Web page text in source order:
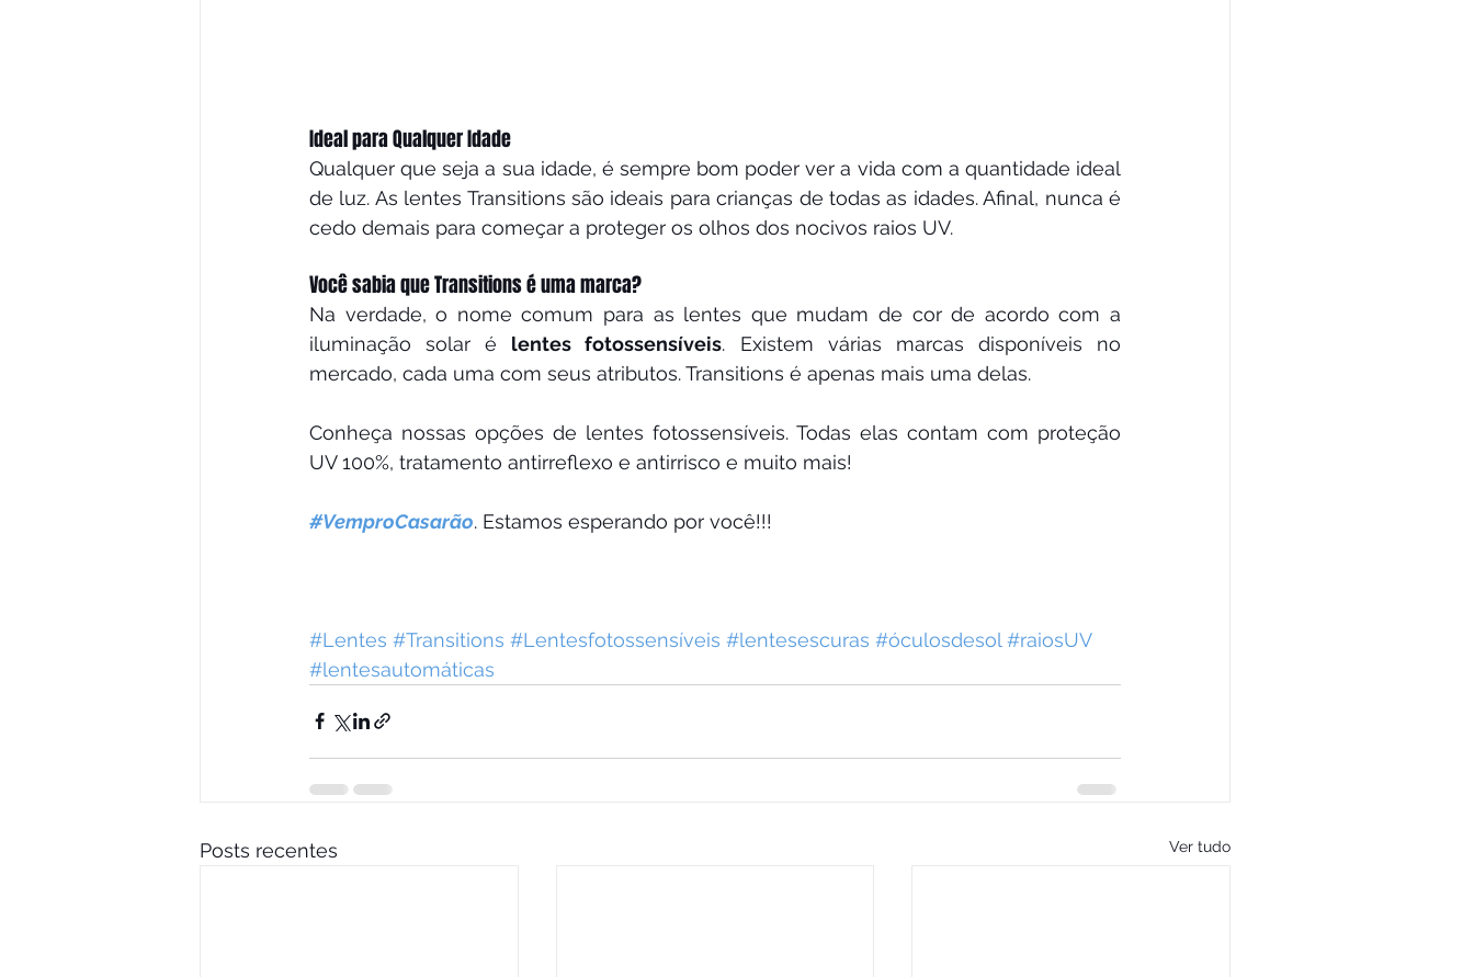
Ideal para Qualquer Idade
Qualquer que seja a sua idade, é sempre bom poder ver a vida com a quantidade ideal
de luz. As lentes Transitions são ideais para crianças de todas as idades. Afinal, nunca é
cedo demais para começar a proteger os olhos dos nocivos raios UV.
Você sabia que Transitions é uma marca?
Na verdade, o nome comum para as lentes que mudam de cor de acordo com a
iluminação solar é lentes fotossensíveis. Existem várias marcas disponíveis no
mercado, cada uma com seus atributos. Transitions é apenas mais uma delas.
Conheça nossas opções de lentes fotossensíveis. Todas elas contam com proteção
UV 100%, tratamento antirreflexo e antirrisco e muito mais!
#VemproCasarão. Estamos esperando por você!!!
#Lentes #Transitions #Lentesfotossensíveis #lentesescuras #óculosdesol #raiosUV
#lentesautomáticas
Posts recentes Ver tudo